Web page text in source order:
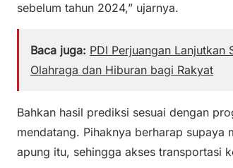
sebelum tahun 2024,” ujarnya.
Baca juga: PDI Perjuangan
Olahraga dan Hiburan bagi Rakyat
Bahkan hasil prediksi sesuai dengan
mendatang. Pihaknya berharap supaya
apung itu, sehingga akses transportasi